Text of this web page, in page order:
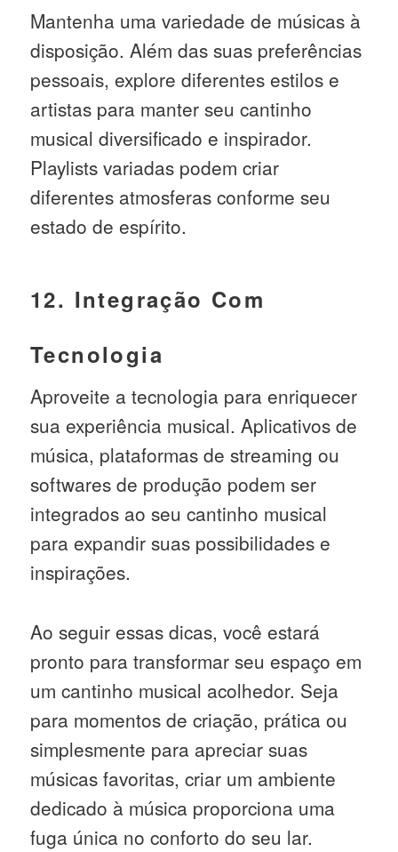
Mantenha uma variedade de músicas à
disposição. Além das suas preferências
pessoais, explore diferentes estilos e
artistas para manter seu cantinho
musical diversificado e inspirador.
Playlists variadas podem criar
diferentes atmosferas conforme seu
estado de espírito.
12. Integração Com
Tecnologia
Aproveite a tecnologia para enriquecer
sua experiência musical. Aplicativos de
música, plataformas de streaming ou
softwares de produção podem ser
integrados ao seu cantinho musical
para expandir suas possibilidades e
inspirações.
Ao seguir essas dicas, você estará
pronto para transformar seu espaço em
um cantinho musical acolhedor. Seja
para momentos de criação, prática ou
simplesmente para apreciar suas
músicas favoritas, criar um ambiente
dedicado à música proporciona uma
fuga única no conforto do seu lar.